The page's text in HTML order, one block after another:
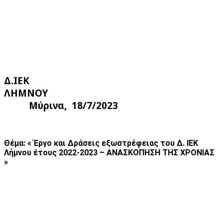
Δ.ΙΕΚ
Μύρινα, 18/7/2023
Θέμα: « Έργο και Δράσεις εξωστρέφειας του Δ. ΙΕΚ
Λήμνου έτους 2022-2023 – ΑΝΑΣΚΟΠΗΣΗ ΤΗΣ ΧΡΟΝΙΑΣ
»